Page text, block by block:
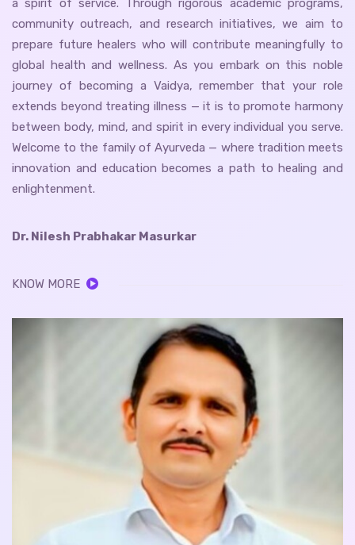
community outreach, and research initiatives, we aim to
prepare future healers who will contribute meaningfully to
global health and wellness. As you embark on this noble
journey of becoming a Vaidya, remember that your role
extends beyond treating illness — it is to promote harmony
between body, mind, and spirit in every individual you serve.
Welcome to the family of Ayurveda — where tradition meets
innovation and education becomes a path to healing and
enlightenment.
Dr. Nilesh Prabhakar Masurkar
KNOW MORE